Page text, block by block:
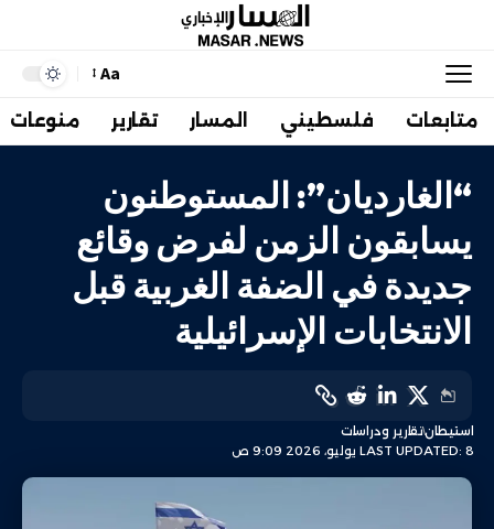
Aa
متابعات فلسطيني المسار تقارير منوعات
“الغارديان”: المستوطنون
يسابقون الزمن لفرض وقائع
جديدة في الضفة الغربية قبل
الانتخابات الإسرائيلية
LAST UPDATED: 8 يوليو، 2026 9:09 ص
استيطانتقارير ودراسات